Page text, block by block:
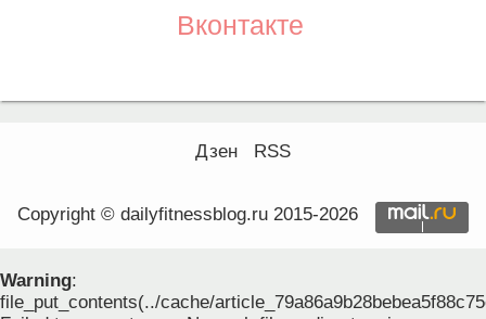
Вконтакте
Дзен RSS
Copyright © dailyfitnessblog.ru 2015-2026
Warning:
file_put_contents(../cache/